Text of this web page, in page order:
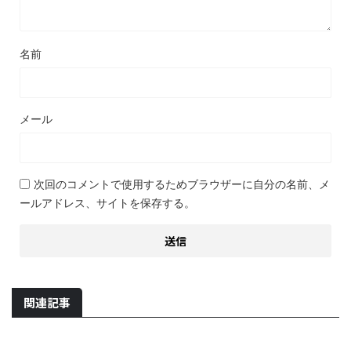
名前
メール
次回のコメントで使用するためブラウザーに自分の名前、メ
ールアドレス、サイトを保存する。
関連記事